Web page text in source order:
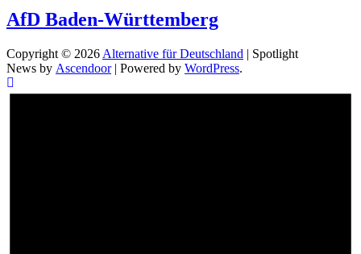
AfD Baden-Württemberg
Copyright © 2026 Alternative für Deutschland | Spotlight
News by Ascendoor| Powered by WordPress.